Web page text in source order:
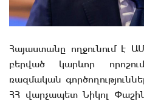
Հայաստանը ողջունում է
բերված կարևոր
ռազմական
ՀՀ վարչապետ Նիկոլ